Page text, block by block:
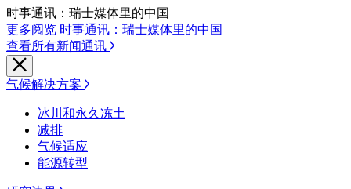
时事通讯：瑞士媒体里的中国
更多阅览 时事通讯：瑞士媒体里的中国
查看所有新闻通讯
气候解决方案
冰川和永久冻土
减排
气候适应
能源转型